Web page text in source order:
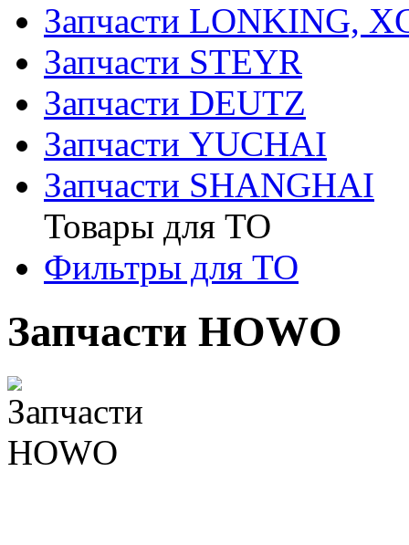
Запчасти LONKING,
Запчасти STEYR
Запчасти DEUTZ
Запчасти YUCHAI
Запчасти SHANGHAI
Товары для ТО
Фильтры для ТО
Запчасти HOWO